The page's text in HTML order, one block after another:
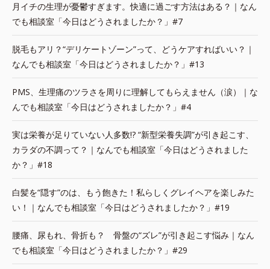
月イチの生理が憂鬱すぎます。快適に過ごす方法はある？｜なん
でも相談室「今日はどうされましたか？」#7
脱毛もアリ？“デリケートゾーン”って、どうケアすればいい？｜
なんでも相談室「今日はどうされましたか？」#13
PMS、生理痛のツラさを周りに理解してもらえません（涙）｜な
んでも相談室「今日はどうされましたか？」#4
実は栄養が足りていない人多数!? “新型栄養失調”が引き起こす、
カラダの不調って？｜なんでも相談室「今日はどうされました
か？」#18
白髪を“隠す”のは、もう飽きた！私らしくグレイヘアを楽しみた
い！｜なんでも相談室「今日はどうされましたか？」#19
腰痛、尿もれ、骨折も？ 骨盤の“ズレ”が引き起こす悩み｜なん
でも相談室「今日はどうされましたか？」#29